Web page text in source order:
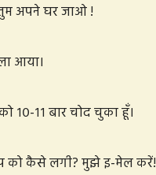
अपने घर जाओ !
आया।
१०-११ बार चोद चुका हूँ।
को कैसे लगी? मुझे इ-मेल करें!